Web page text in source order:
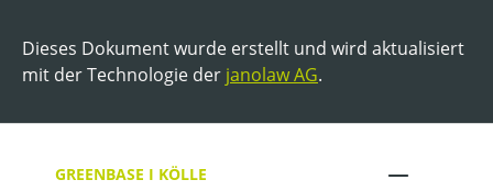
Dieses Dokument wurde erstellt und wird aktualisiert
mit der Technologie der janolaw AG.
GREENBASE I KÖLLE